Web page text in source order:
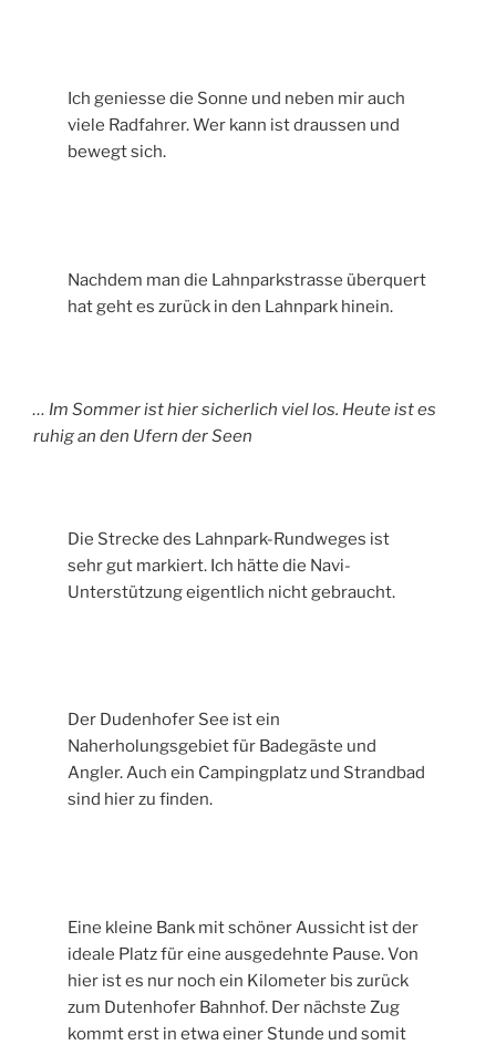
Ich geniesse die Sonne und neben mir auch
viele Radfahrer. Wer kann ist draussen und
bewegt sich.
Nachdem man die Lahnparkstrasse überquert
hat geht es zurück in den Lahnpark hinein.
… Im Sommer ist hier sicherlich viel los. Heute ist es
ruhig an den Ufern der Seen
Die Strecke des Lahnpark-Rundweges ist
sehr gut markiert. Ich hätte die Navi-
Unterstützung eigentlich nicht gebraucht.
Der Dudenhofer See ist ein
Naherholungsgebiet für Badegäste und
Angler. Auch ein Campingplatz und Strandbad
sind hier zu finden.
Eine kleine Bank mit schöner Aussicht ist der
ideale Platz für eine ausgedehnte Pause. Von
hier ist es nur noch ein Kilometer bis zurück
zum Dutenhofer Bahnhof. Der nächste Zug
kommt erst in etwa einer Stunde und somit